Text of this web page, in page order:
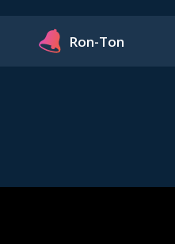
Ron-Ton